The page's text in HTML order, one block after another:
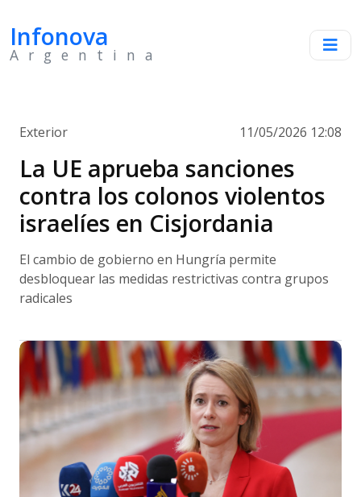
Infonova
Argentina
Exterior 11/05/2026 12:08
La UE aprueba sanciones
contra los colonos violentos
israelíes en Cisjordania
El cambio de gobierno en Hungría permite
desbloquear las medidas restrictivas contra grupos
radicales